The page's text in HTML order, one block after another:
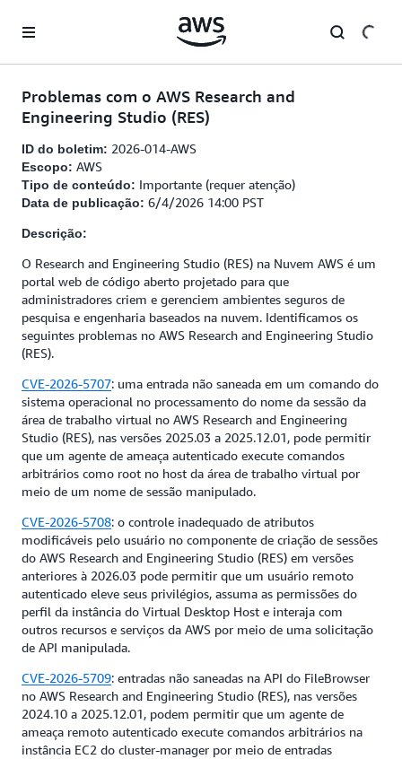
Pular para o conteúdo principal
Problemas com o AWS Research and
Engineering Studio (RES)
ID do boletim: 2026-014-AWS
Escopo: AWS
Tipo de conteúdo: Importante (requer atenção)
Data de publicação: 6/4/2026 14:00 PST
Descrição:
O Research and Engineering Studio (RES) na Nuvem AWS é um
portal web de código aberto projetado para que
administradores criem e gerenciem ambientes seguros de
pesquisa e engenharia baseados na nuvem. Identificamos os
seguintes problemas no AWS Research and Engineering Studio
(RES).
CVE-2026-5707: uma entrada não saneada em um comando do
sistema operacional no processamento do nome da sessão da
área de trabalho virtual no AWS Research and Engineering
Studio (RES), nas versões 2025.03 a 2025.12.01, pode permitir
que um agente de ameaça autenticado execute comandos
arbitrários como root no host da área de trabalho virtual por
meio de um nome de sessão manipulado.
CVE-2026-5708: o controle inadequado de atributos
modificáveis pelo usuário no componente de criação de sessões
do AWS Research and Engineering Studio (RES) em versões
anteriores à 2026.03 pode permitir que um usuário remoto
autenticado eleve seus privilégios, assuma as permissões do
perfil da instância do Virtual Desktop Host e interaja com
outros recursos e serviços da AWS por meio de uma solicitação
de API manipulada.
CVE-2026-5709: entradas não saneadas na API do FileBrowser
no AWS Research and Engineering Studio (RES), nas versões
2024.10 a 2025.12.01, podem permitir que um agente de
ameaça remoto autenticado execute comandos arbitrários na
instância EC2 do cluster-manager por meio de entradas